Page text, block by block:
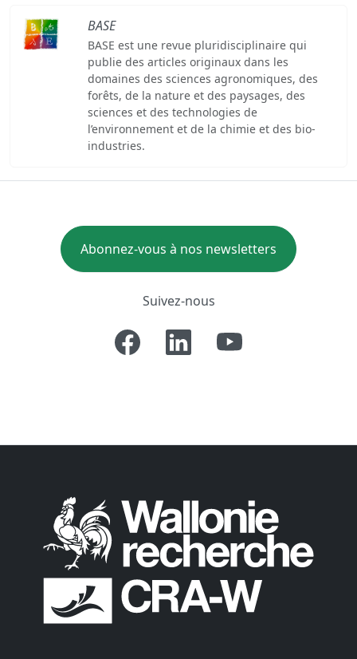
BASE
BASE est une revue pluridisciplinaire qui
publie des articles originaux dans les
domaines des sciences agronomiques, des
forêts, de la nature et des paysages, des
sciences et des technologies de
l’environnement et de la chimie et des bio-
industries.
Abonnez-vous à nos newsletters
Suivez-nous